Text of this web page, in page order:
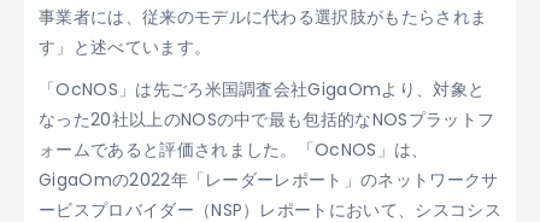
事業者には、従来のモデルに代わる選択肢がもたらされま
す」と述べています。
「OcNOS」は先ごろ米国調査会社GigaOmより、対象と
なった20社以上のNOSの中で最も包括的なNOSプラットフ
ォームであると評価されました。「OcNOS」は、
GigaOmの2022年「レーダーレポート」のネットワークサ
ービスプロバイダー（NSP）レポートにおいて、シスコシス